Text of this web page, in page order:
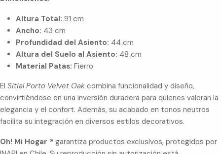
Altura Total: 91 cm
Ancho: 43 cm
Profundidad del Asiento: 44 cm
Altura del Suelo al Asiento: 48 cm
Material Patas: Fierro
El Sitial Porto Velvet Oak combina funcionalidad y diseño,
convirtiéndose en una inversión duradera para quienes valoran la
elegancia y el confort. Además, su acabado en tonos neutros
facilita su integración en diversos estilos decorativos.
Oh! Mi Hogar ® garantiza productos exclusivos, protegidos por